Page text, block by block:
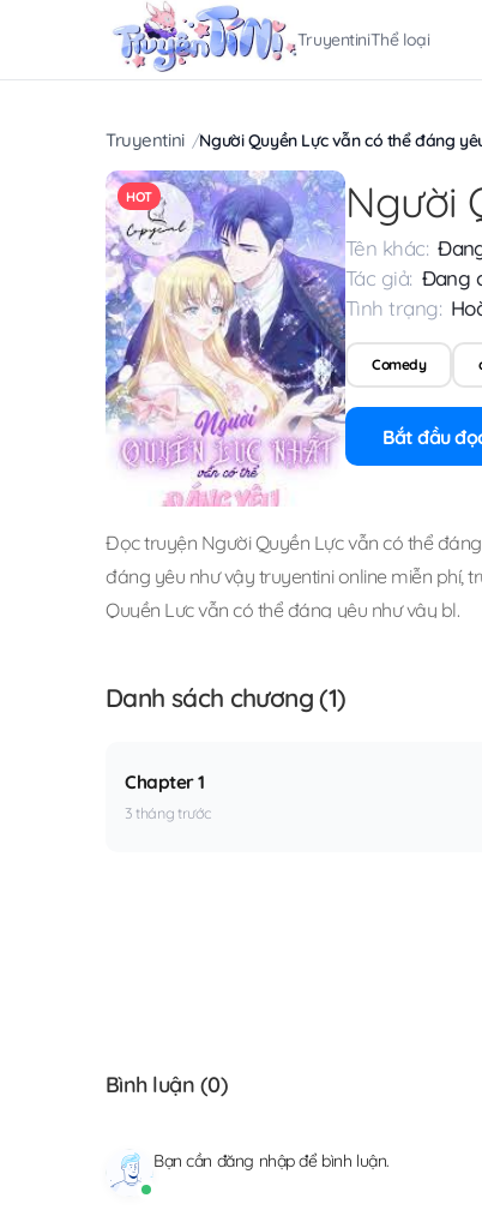
TruyentiniThể loại
Truyentini Người Quyền Lực vẫn có thể đáng
HOT Người
Tên khác:
Tác giả: Đang
Tình trạng:
Comedy
Bắt đầu
Đọc truyện Người Quyền Lực vẫn có thể
đáng yêu như vậy truyentini online miễn phí,
Quyền Lực vẫn có thể đáng yêu như vậy bl.
Danh sách chương (1)
Chapter 1
3 tháng trước
Bình luận (0)
Bạn cần đăng nhậpđể bình luận.